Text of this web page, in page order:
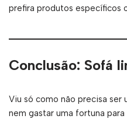
prefira produtos específicos
Conclusão: Sofá
Viu só como não precisa ser
nem gastar uma fortuna